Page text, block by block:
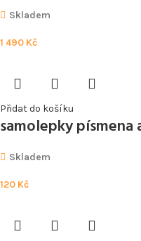
Skladem
1 490 Kč
Přidat do košíku
samolepky písmena
Skladem
120 Kč